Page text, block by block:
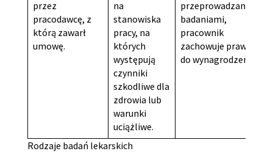
przez
pracodawcę, z
którą zawarł
umowę.
na
stanowiska
pracy, na
których
występują
czynniki
szkodliwe dla
zdrowia lub
warunki
uciążliwe.
przeprowadzanymi
badaniami,
pracownik
zachowuje prawo
do wynagrodzenia.
Rodzaje badań lekarskich